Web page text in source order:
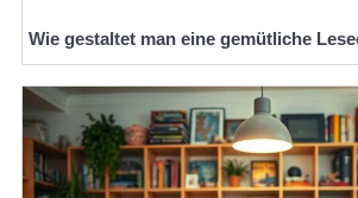
Wie gestaltet man eine gemütliche